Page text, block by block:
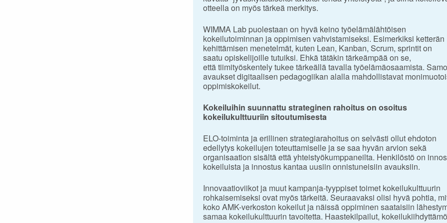
otteella on myös tärkeä merkitys.
WIMMA Lab puolestaan on hyvä keino työelämälähtöisen
kokeilutoiminnan ja oppimisen vahvistamiseksi. Esimerkiksi ketterän
kehittämisen menetelmät, kuten Lean, Kanban, Scrum, sprintit on
saatu opiskelijoille tutuiksi. Ehkä tätäkin tärkeämpää on se,
että tiimityöskentely tukee tärkeällä tavalla työelämäosaamista.
avaukset digitaalisen pedagogiikan alalla mahdollistavat
oppimiskokeilut.
Kokeiluihin suunnattu strateginen rahoitus on osoitus
kokeilukulttuuriin sitoutumisesta
ELO-toiminta ja erillinen strategiarahoitus on selvästi ollut ehdoton
edellytys kokeilujen toteuttamiselle ja se saa hyvän arvion sekä
organisaation sisältä että yhteistyökumppaneilta. Henkilöstö on
kokeiluista ja innostus kantaa uusiin onnistuneisiin avauksiin.
Innovaatioviikot ja muut kampanja-tyyppiset toimet kokeilukulttuurin
rohkaisemiseksi ovat myös tärkeitä. Seuraavaksi olisi hyvä pohtia,
koko AMK-verkoston kokeilut ja näissä oppiminen saataisiin
samaa kokeilukulttuurin tavoitetta. Haastekilpailut,